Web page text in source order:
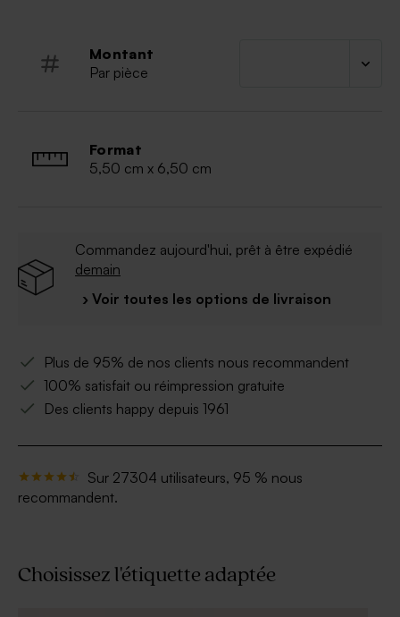
Avec son couvercle en verre
Montant
Par pièce
Format
5,50 cm x 6,50 cm
Commandez aujourd'hui, prêt à être expédié
demain
› Voir toutes les options de livraison
Plus de 95% de nos clients nous recommandent
100% satisfait ou réimpression gratuite
Des clients happy depuis 1961
Sur 27304 utilisateurs, 95 % nous
recommandent.
Choisissez l'étiquette adaptée